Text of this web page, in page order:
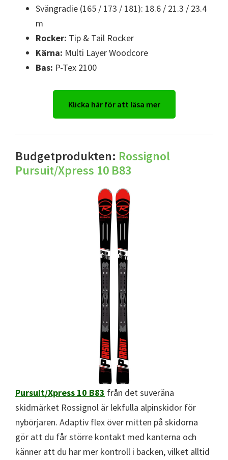
Svängradie (165 / 173 / 181): 18.6 / 21.3 / 23.4
m
Rocker: Tip & Tail Rocker
Kärna: Multi Layer Woodcore
Bas: P-Tex 2100
Klicka här för att läsa mer
Budgetprodukten: Rossignol
Pursuit/Xpress 10 B83
Pursuit/Xpress 10 B83 från det suveräna
skidmärket Rossignol är lekfulla alpinskidor för
nybörjaren. Adaptiv flex över mitten på skidorna
gör att du får större kontakt med kanterna och
känner att du har mer kontroll i backen, vilket alltid